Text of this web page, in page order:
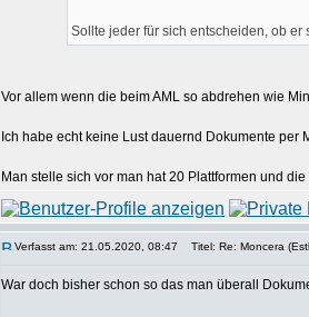
Sollte jeder für sich entscheiden, ob
Vor allem wenn die beim AML so abdrehen wie
Ich habe echt keine Lust dauernd Dokumente per
Man stelle sich vor man hat 20 Plattformen und
Verfasst am: 21.05.2020, 08:47 Titel: Re: Moncera
War doch bisher schon so das man überall